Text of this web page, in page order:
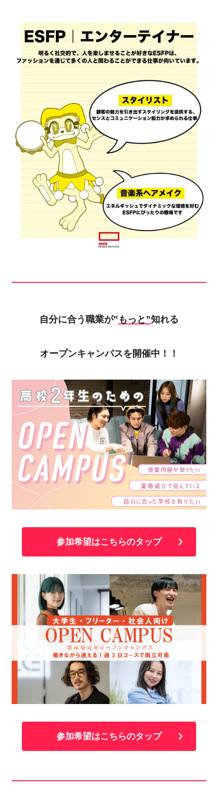
自分に合う職業が” もっと”知れる
オープンキャンパスを開催中！！
参加希望はこちらのタップ
参加希望はこちらのタップ